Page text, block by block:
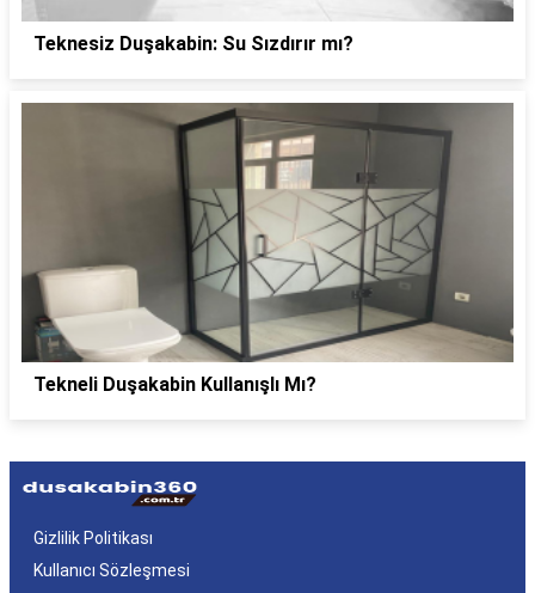
Teknesiz Duşakabin: Su Sızdırır mı?
Tekneli Duşakabin Kullanışlı Mı?
Gizlilik Politikası
Kullanıcı Sözleşmesi